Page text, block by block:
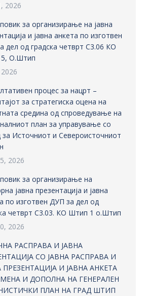
2026
за организирање на јавна
и јавна анкета по изготвен
дел од градска четврт С3.06 КО
О.Штип
2026
процес за нацрт –
за стратегиска оцена на
средина од спроведување на
план за управување со
за Источниот и Североисточниот
2026
повик за организирање на
јавна презентација и јавна
по изготвен ДУП за дел од
четврт С3.03. КО Штип 1 о.Штип
2026
РАСПРАВА И ЈАВНА
СО ЈАВНА РАСПРАВА И
ПРЕЗЕНТАЦИЈА И ЈАВНА АНКЕТА
И ДОПОЛНА НА ГЕНЕРАЛЕН
ПЛАН НА ГРАД ШТИП